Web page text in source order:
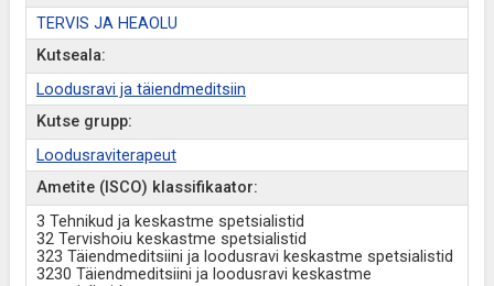
TERVIS JA HEAOLU
Kutseala:
Loodusravi ja täiendmeditsiin
Kutse grupp:
Loodusraviterapeut
Ametite (ISCO) klassifikaator:
3 Tehnikud ja keskastme spetsialistid
32 Tervishoiu keskastme spetsialistid
323 Täiendmeditsiini ja loodusravi keskastme spetsialistid
3230 Täiendmeditsiini ja loodusravi keskastme